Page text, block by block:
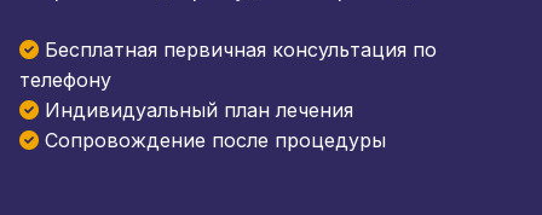
Бесплатная первичная консультация по
телефону
Индивидуальный план лечения
Сопровождение после процедуры